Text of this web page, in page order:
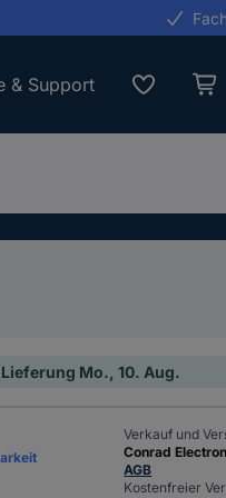
& Support
Mo., 10. Aug.
Verkauf und
Conrad
AGB
Kostenfreier